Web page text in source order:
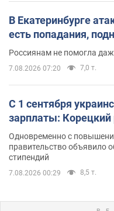
В Екатеринбурге
есть попадания,
Россиянам не помогла
7.08.2026 07:20 7,0 т.
С 1 сентября
зарплаты: Корецкий
Одновременно с
правительство объявило
стипендий
7.08.2026 00:29 8,5 т.